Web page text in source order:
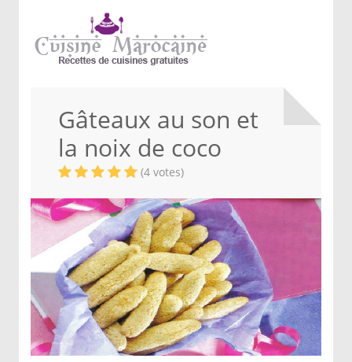
Gâteaux au son et
la noix de coco
(4 votes)